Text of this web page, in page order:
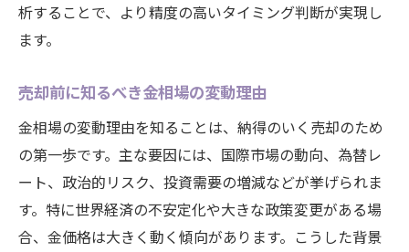
析することで、より精度の高いタイミング判断が実現し
ます。
売却前に知るべき金相場の変動理由
金相場の変動理由を知ることは、納得のいく売却のため
の第一歩です。主な要因には、国際市場の動向、為替レ
ート、政治的リスク、投資需要の増減などが挙げられま
す。特に世界経済の不安定化や大きな政策変更がある場
合、金価格は大きく動く傾向があります。こうした背景